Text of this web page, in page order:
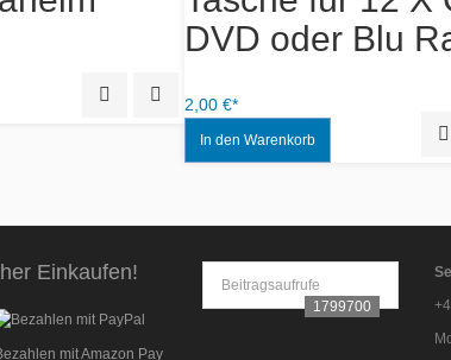
Add to Wishlist
Einkaufen!
Beitragsaufrufe
1799700